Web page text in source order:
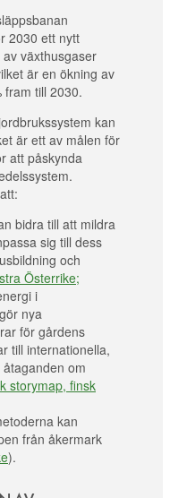
2030 ett nytt
växthusgaser
är en ökning av
fram till 2030.
kan
är ett av målen för
att påskynda
bidra till att mildra
sig till dess
och
Österrike;
i
nya
för gårdens
till internationella,
om
storymap, finsk
kan
från åkermark
).